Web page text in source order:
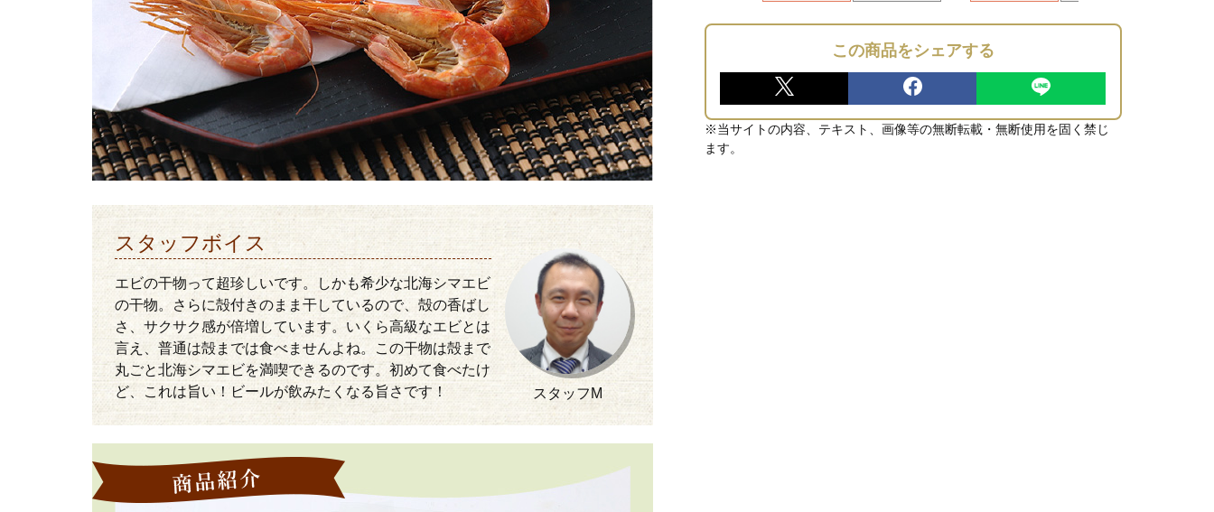
この商品をシェアする
※当サイトの内容、テキスト、画像等の無断転載・無断使用を固く禁じ
ます。
スタッフボイス
エビの干物って超珍しいです。しかも希少な北海シマエビ
の干物。さらに殻付きのまま干しているので、殻の香ばし
さ、サクサク感が倍増しています。いくら高級なエビとは
言え、普通は殻までは食べませんよね。この干物は殻まで
丸ごと北海シマエビを満喫できるのです。初めて食べたけ
ど、これは旨い！ビールが飲みたくなる旨さです！
スタッフM